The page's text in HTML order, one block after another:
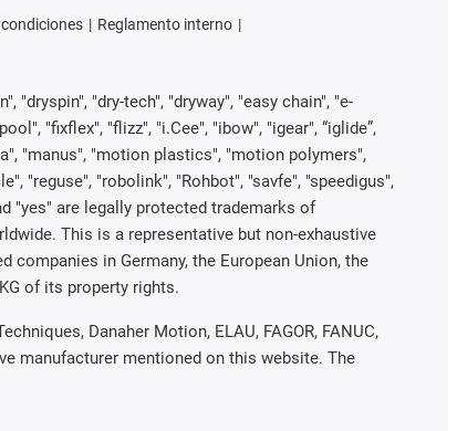
Reglamento interno
"dryspin", "dry-tech", "dryway", "easy chain", "e-
"fixflex", "flizz", "i.Cee", "ibow", "igear", “iglide”,
"manus", "motion plastics", "motion polymers",
"reguse", "robolink", "Rohbot", "savfe", "speedigus",
"yes" are legally protected trademarks of
This is a representative but non-exhaustive
in Germany, the European Union, the
of its property rights.
Danaher Motion, ELAU, FAGOR, FANUC,
manufacturer mentioned on this website. The